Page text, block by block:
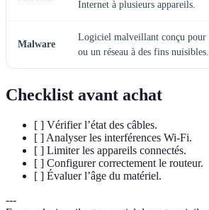
Internet à plusieurs appareils.
Malware
Logiciel malveillant conçu
ou un réseau à des fins nuisibles.
Checklist avant achat
[ ] Vérifier l’état des câbles.
[ ] Analyser les interférences Wi-Fi.
[ ] Limiter les appareils connectés.
[ ] Configurer correctement le routeur.
[ ] Évaluer l’âge du matériel.
---